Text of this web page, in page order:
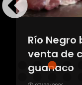
Río
venta de
guanaco